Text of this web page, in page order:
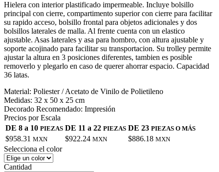
Hielera con interior plastificado impermeable. Incluye bolsillo
principal con cierre, compartimento superior con cierre para facilitar
su rapido acceso, bolsillo frontal para objetos adicionales y dos
bolsillos laterales de malla. Al frente cuenta con un elastico
ajustable. Asas laterales y asa para hombro, con altura ajustable y
soporte acojinado para facilitar su transportacion. Su trolley permite
ajustar la altura en 3 posiciones diferentes, tambien es posible
removerlo y plegarlo en caso de querer ahorrar espacio. Capacidad
36 latas.
Material: Poliester / Acetato de Vinilo de Polietileno
Medidas: 32 x 50 x 25 cm
Decorado Recomendado: Impresión
Precios por Escala
DE 8 a 10 PIEZAS DE 11 a 22 PIEZAS DE 23 PIEZAS O MÁS
$958.31 MXN $922.24 MXN $886.18 MXN
Selecciona el color
Cantidad